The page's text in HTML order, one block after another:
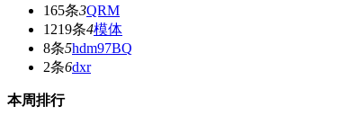
165条3QRM
1219条4模体
8条5hdm97BQ
2条6dxr
本周排行